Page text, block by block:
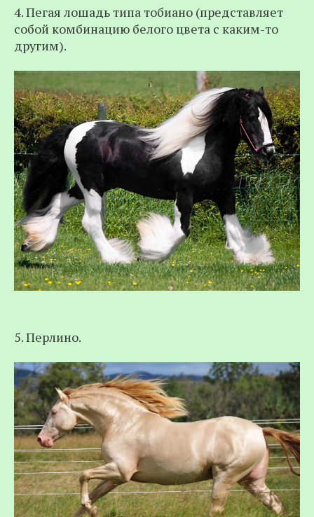
4. Пегая лошадь типа тобиано (представляет
собой комбинацию белого цвета с каким-то
другим).
5. Перлино.